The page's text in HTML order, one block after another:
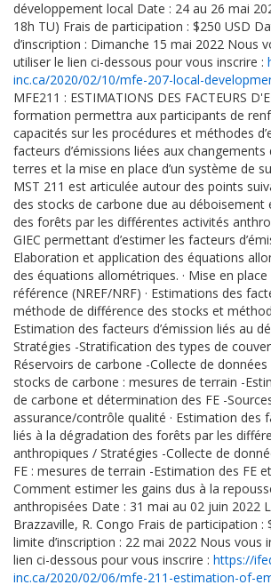
développement local Date : 24 au 26 mai
18h TU) Frais de participation : $250 USD
d’inscription : Dimanche 15 mai 2022 Nous
utiliser le lien ci-dessous pour vous inscrire :
inc.ca/2020/02/10/mfe-207-local-
MFE211 : ESTIMATIONS DES FACTEURS
formation permettra aux participants de
capacités sur les procédures et méthodes
facteurs d’émissions liées aux changements
terres et la mise en place d’un système de
MST 211 est articulée autour des points
des stocks de carbone due au déboisement
des forêts par les différentes activités
GIEC permettant d’estimer les facteurs
Elaboration et application des équations
des équations allométriques. · Mise en
référence (NREF/NRF) · Estimations des
méthode de différence des stocks et
Estimation des facteurs d’émission liés au
Stratégies -Stratification des types de
Réservoirs de carbone -Collecte de
stocks de carbone : mesures de terrain -
de carbone et détermination des FE -
assurance/contrôle qualité · Estimation des
liés à la dégradation des forêts par les
anthropiques / Stratégies -Collecte de
FE : mesures de terrain -Estimation des FE
Comment estimer les gains dus à la
anthropisées Date : 31 mai au 02 juin 2022
Brazzaville, R. Congo Frais de participation :
limite d’inscription : 22 mai 2022 Nous vous
lien ci-dessous pour vous inscrire : https://
inc.ca/2020/02/06/mfe-211-estimation-of-